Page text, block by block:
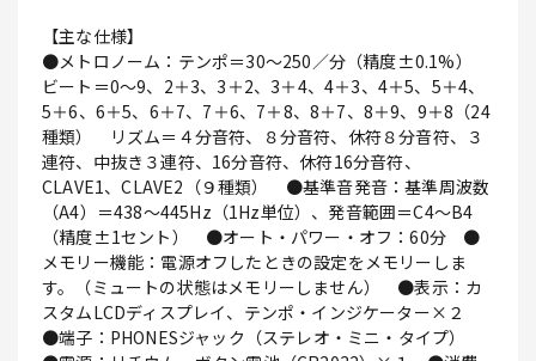
【主な仕様】
●メトロノーム：テンポ＝30～250／分（精度±0.1%）
ビート＝0～9、2＋3、3＋2、3＋4、4＋3、4＋5、5＋4、
5＋6、6＋5、6＋7、7＋6、7＋8、8＋7、8＋9、9＋8（24
種類） リズム＝４分音符、８分音符、休符８分音符、３
連符、中抜き３連符、16分音符、休符16分音符、
CLAVE1、CLAVE2（９種類） ●基準音発音：基準周波数
（A4）＝438～445Hz（1Hz単位）、発音範囲＝C4～B4
（精度±1セント） ●オート・パワー・オフ：60分 ●
メモリー機能：電源オフしたときの設定をメモリーしま
す。（ミュートの状態はメモリーしません） ●表示：カ
スタムLCDディスプレイ、テンポ・インジケーター×２
●端子：PHONESジャック（ステレオ・ミニ・タイプ）